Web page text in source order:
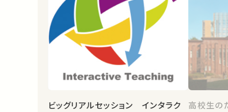
ビッグリアルセッション インタラク
高校生の